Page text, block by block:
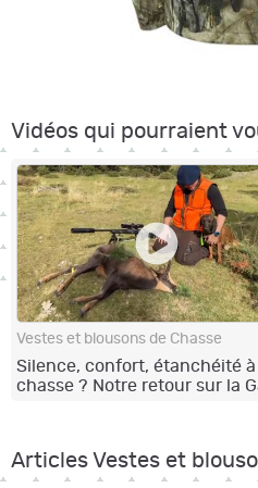
Vidéos qui pourraient
Vestes et blousons de Chasse
Silence, confort, étanchéité à
chasse ? Notre retour sur la
Articles Vestes et